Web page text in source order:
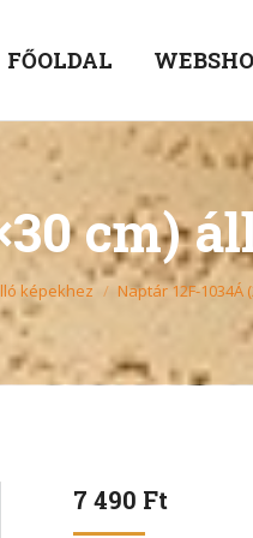
FŐOLDAL
cm)
képekhez Naptár 12F-1034Á
7 490 Ft